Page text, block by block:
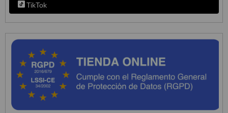
TikTok